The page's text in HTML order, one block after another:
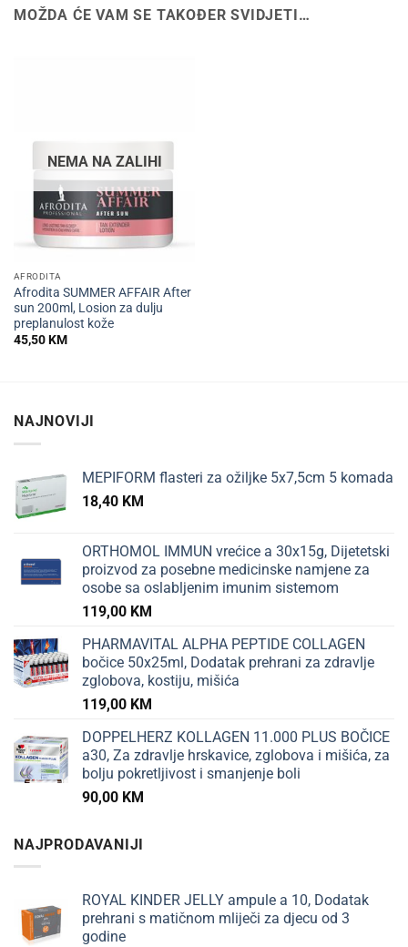
MOŽDA ĆE VAM SE TAKOĐER SVIDJETI…
NEMA NA ZALIHI
AFRODITA
Afrodita SUMMER AFFAIR After
sun 200ml, Losion za dulju
preplanulost kože
45,50KM
NAJNOVIJI
MEPIFORM flasteri za ožiljke 5x7,5cm 5 komada
18,40 KM
ORTHOMOL IMMUN vrećice a 30x15g, Dijetetski
proizvod za posebne medicinske namjene za
osobe sa oslabljenim imunim sistemom
119,00 KM
PHARMAVITAL ALPHA PEPTIDE COLLAGEN
bočice 50x25ml, Dodatak prehrani za zdravlje
zglobova, kostiju, mišića
119,00 KM
DOPPELHERZ KOLLAGEN 11.000 PLUS BOČICE
a30, Za zdravlje hrskavice, zglobova i mišića, za
bolju pokretljivost i smanjenje boli
90,00 KM
NAJPRODAVANIJI
ROYAL KINDER JELLY ampule a 10, Dodatak
prehrani s matičnom mliječi za djecu od 3
godine